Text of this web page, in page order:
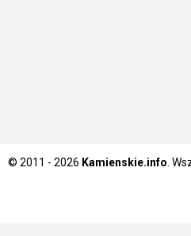
© 2011 - 2026 Kamienskie.info .